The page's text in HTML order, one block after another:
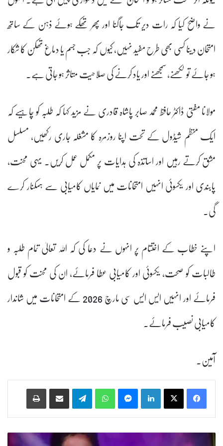
نے واضح کیا کہ رات دیر تک جاگنا اور پھر تھکے ہوئے ذہن کے ساتھ
امتحان دینا کسی بھی طرح مفید نہیں، کیوں کہ جب جسم یا دماغ تھکن کا شکار
ہو جائے تو لکھنے، سمجھنے اور یاد کرنے کی صلاحیت متاثر ہو جاتی ہے۔
مولانا مفتی ڈاکٹر حافظ محمد صابر پاشاہ قادری نے مزید کہا کہ طلبہ کو چاہیے کہ
ایک منظم شیڈول کے تحت اپنا روزمرہ کا مشغلہ جاری رکھیں، مسلسل
مشق کرتے رہیں اور اساتذہ کی ہدایات پر مکمل عمل کریں۔ یہی محنت،
پابندی اور یکسوئی انہیں امتحانات میں نمایاں کامیابی سے ہمکنار کرے
گی۔
اپنے خطاب کے اختتام پر انہوں نے دعا کی کہ اللہ تعالیٰ تمام طلبہ و
طالبات کو صحت، یکسوئی اور کامیابی عطا فرمائے، ان کی محنت کو قبول
فرمائے اور انہیں ایس ایس سی مارچ 2026 کے امتحانات میں شاندار
کامیابی نصیب فرمائے۔
آمین۔
LinkedIn
WhatsApp
Telegram
ش